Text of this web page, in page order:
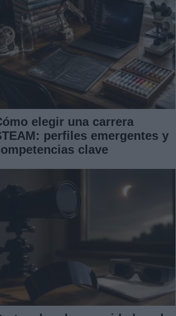
elegir una carrera
perfiles emergentes y
clave